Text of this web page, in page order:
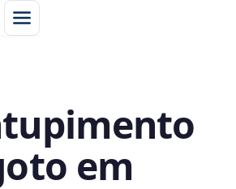
em